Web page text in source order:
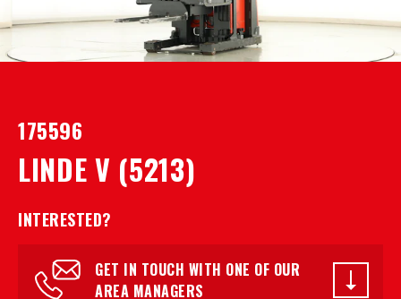
175596
LINDE V (5213)
INTERESTED?
GET IN TOUCH WITH ONE OF OUR
AREA MANAGERS